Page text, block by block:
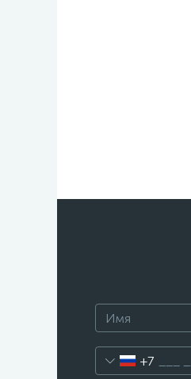
+7